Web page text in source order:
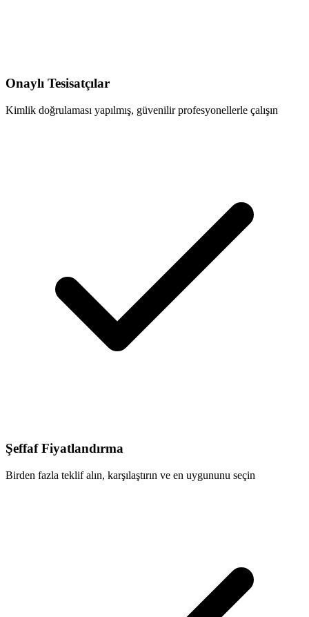
Onaylı Tesisatçılar
Kimlik doğrulaması yapılmış, güvenilir profesyonellerle çalışın
Şeffaf Fiyatlandırma
Birden fazla teklif alın, karşılaştırın ve en uygununu seçin